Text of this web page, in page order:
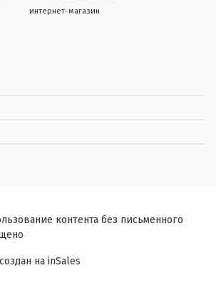
интернет-магазин
контента без письменного
на inSales